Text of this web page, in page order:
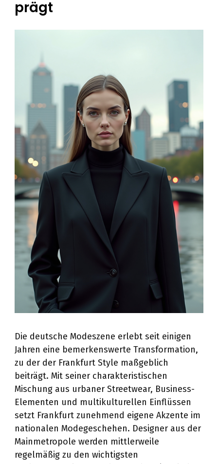
prägt
Die deutsche Modeszene erlebt seit einigen
Jahren eine bemerkenswerte Transformation,
zu der der Frankfurt Style maßgeblich
beiträgt. Mit seiner charakteristischen
Mischung aus urbaner Streetwear, Business-
Elementen und multikulturellen Einflüssen
setzt Frankfurt zunehmend eigene Akzente im
nationalen Modegeschehen. Designer aus der
Mainmetropole werden mittlerweile
regelmäßig zu den wichtigsten